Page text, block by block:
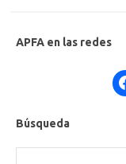
APFA en las redes
Búsqueda